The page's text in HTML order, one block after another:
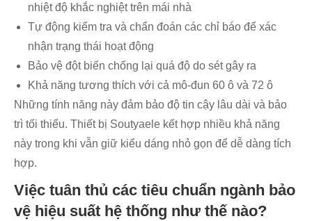
nhiệt độ khắc nghiệt trên mái nhà
Tự động kiểm tra và chẩn đoán các chỉ báo để xác
nhận trạng thái hoạt động
Bảo vệ đột biến chống lại quá độ do sét gây ra
Khả năng tương thích với cả mô-đun 60 ô và 72 ô
Những tính năng này đảm bảo độ tin cậy lâu dài và bảo
trì tối thiểu. Thiết bị Soutyaele kết hợp nhiều khả năng
này trong khi vẫn giữ kiểu dáng nhỏ gọn để dễ dàng tích
hợp.
Việc tuân thủ các tiêu chuẩn ngành bảo
vệ hiệu suất hệ thống như thế nào?